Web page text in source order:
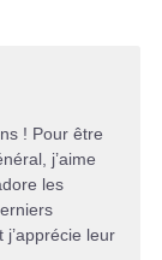
! Pour être
j’aime
les
leur